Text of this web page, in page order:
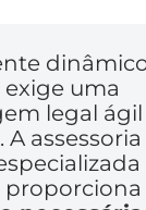
uma
legal ágil
A assessoria